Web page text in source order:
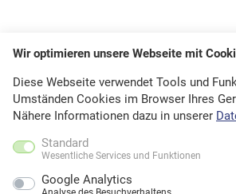
Wir optimieren unsere Webseite mit
Diese Webseite verwendet Tools und
Umständen Cookies im Browser Ihres
Nähere Informationen dazu in unserer
Standard
Wesentliche Services und Funktionen
Google Analytics